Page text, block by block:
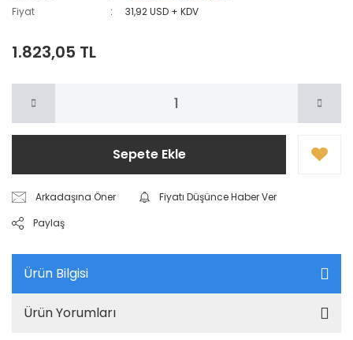
Fiyat
31,92 USD + KDV
1.823,05 TL
Sepete Ekle
Arkadaşına Öner
Fiyatı Düşünce Haber Ver
Paylaş
Ürün Bilgisi
Ürün Yorumları